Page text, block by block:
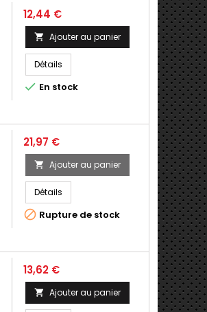
Prix
12,44 €
 Ajouter au panier
Détails
 En stock
Prix
21,97 €
 Ajouter au panier
Détails
 Rupture de stock
Prix
13,62 €
 Ajouter au panier